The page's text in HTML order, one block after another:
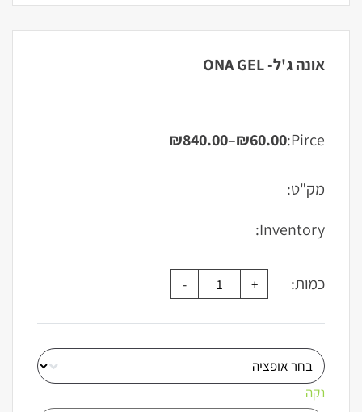
אונה ג'ל- ONA GEL
Pirce:
₪60.00
–
₪840.00
טווח
מק"ט:
Inventory:
כמות:
נקה